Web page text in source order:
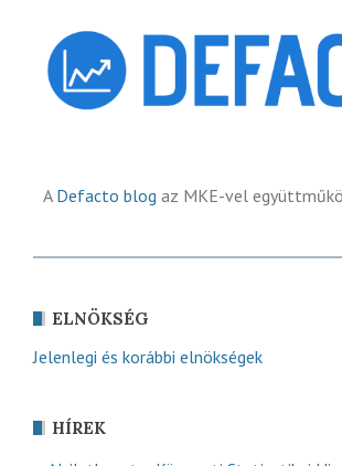
A Defacto blog az MKE-vel
ELNÖKSÉG
Jelenlegi és korábbi elnökségek
HÍREK